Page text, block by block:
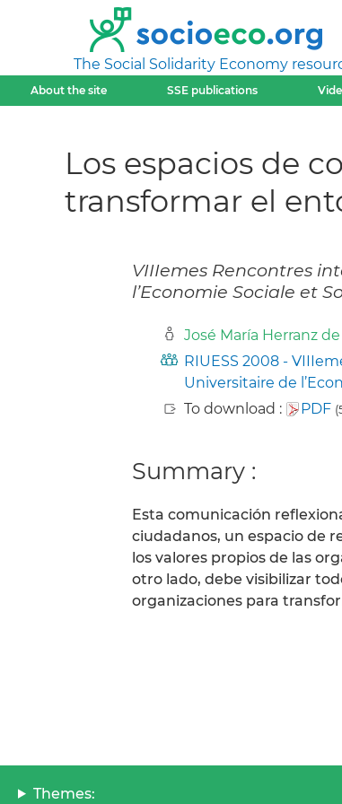
The Social Solidarity Economy
About the site SSE publications
Los espacios de
transformar el
VIIIemes Rencontres
l’Economie Sociale et
José María Herranz de
RIUESS 2008 -
Universitaire de
To download :
PDF
Summary :
Esta comunicación
ciudadanos, un espacio de
los valores propios de las
otro lado, debe visibilizar
organizaciones para
Themes: